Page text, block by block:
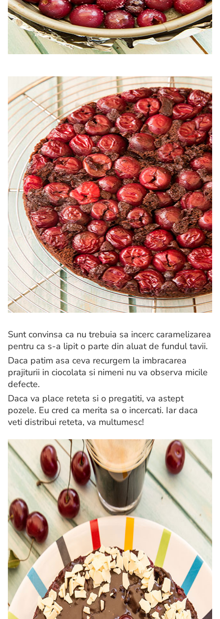
Sunt convinsa ca nu trebuia sa incerc caramelizarea
pentru ca s-a lipit o parte din aluat de fundul tavii.
Daca patim asa ceva recurgem la imbracarea
prajiturii in ciocolata si nimeni nu va observa micile
defecte.
Daca va place reteta si o pregatiti, va astept
pozele. Eu cred ca merita sa o incercati. Iar daca
veti distribui reteta, va multumesc!